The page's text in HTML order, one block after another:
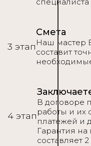
3 этап
Смета
Наш мастер
составит
4 этап
В договоре
работы и их
платежей и
Гарантия на
составляет 2